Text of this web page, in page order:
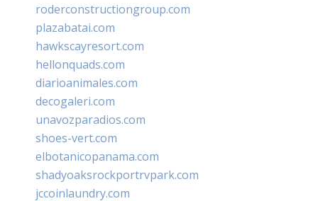
roderconstructiongroup.com
plazabatai.com
hawkscayresort.com
hellonquads.com
diarioanimales.com
decogaleri.com
unavozparadios.com
shoes-vert.com
elbotanicopanama.com
shadyoaksrockportrvpark.com
jccoinlaundry.com